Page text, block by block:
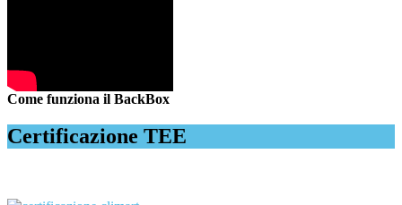
Come funziona il BackBox
Certificazione TEE